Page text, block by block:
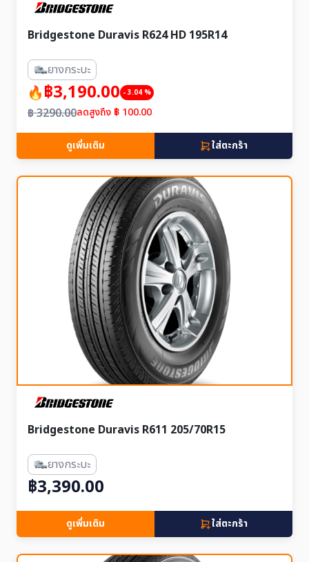
Bridgestone Duravis R624 HD 195R14
ยางกระบะ
฿3,190.00 - 3.04 %
฿ 3290.00ลดสูงถึง ฿ 100.00
ดูเพิ่มเติม ใส่ตะกร้า
Bridgestone Duravis R611 205/70R15
ยางกระบะ
฿3,390.00
ดูเพิ่มเติม ใส่ตะกร้า